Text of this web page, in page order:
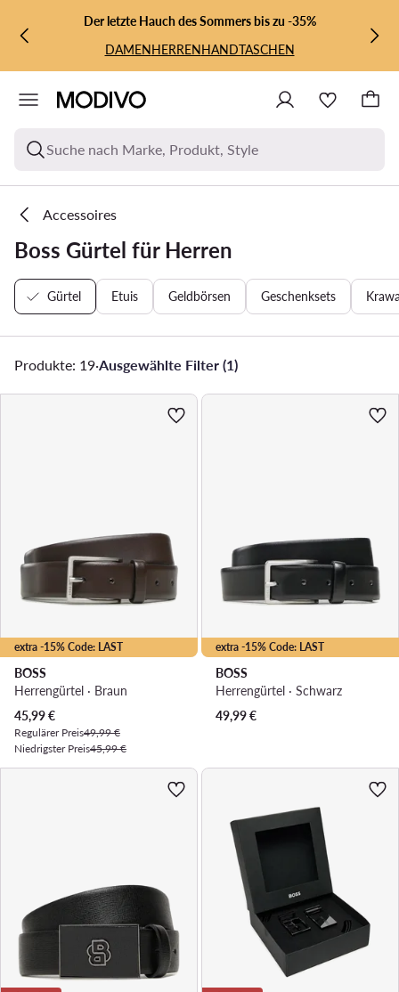
ZUM HAUPTINHALT SPRINGEN
ZUR SUCHEDer letzte Hauch des Sommers bis zu -35%
DAMENHERRENHANDTASCHEN
Suche nach Marke, Produkt, Style
Accessoires
Boss Gürtel für Herren
Gürtel Etuis Geldbörsen Geschenksets
Produkte: 19·Ausgewählte Filter (1)
extra -15% Code: LAST
BOSS
Herrengürtel · Braun
Aktueller Preis
45,99€
Regulärer Preis49,99 €
Niedrigster Preis45,99 €
extra -15% Code: LAST
BOSS
Herrengürtel · Schwarz
49,99€